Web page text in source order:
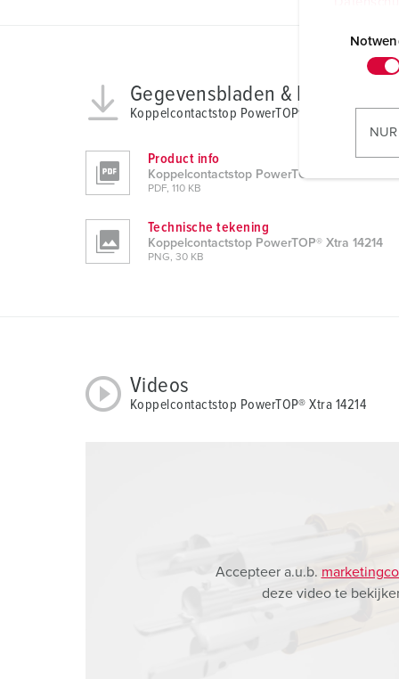
h
Gegevensbladen & Downloads
Koppelcontactstop PowerTOP® Xtra 14214
Product info
Koppelcontactstop PowerTOP® Xtra 14214
PDF, 110 KB
Technische tekening
Koppelcontactstop PowerTOP® Xtra 14214
PNG, 30 KB
Videos
Koppelcontactstop PowerTOP® Xtra 14214
Accepteer a.u.b.
deze video te